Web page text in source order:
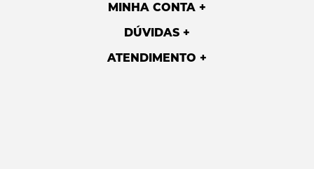
MINHA CONTA
DÚVIDAS
ATENDIMENTO